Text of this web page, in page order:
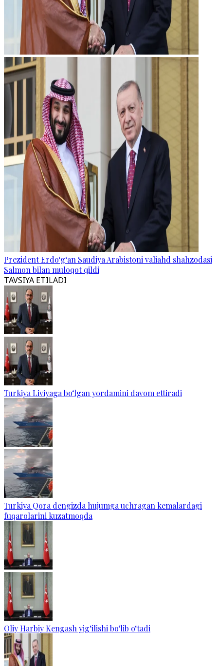
Prezident Erdo‘g‘an Saudiya Arabistoni valiahd shahzodasi
Salmon bilan muloqot qildi
TAVSIYA ETILADI
Turkiya Liviyaga bo‘lgan yordamini davom ettiradi
Turkiya Qora dengizda hujumga uchragan kemalardagi
fuqarolarini kuzatmoqda
Oliy Harbiy Kengash yig‘ilishi bo‘lib o‘tadi